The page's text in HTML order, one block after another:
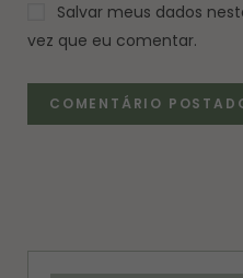
Salvar meus dados
vez que eu comentar.